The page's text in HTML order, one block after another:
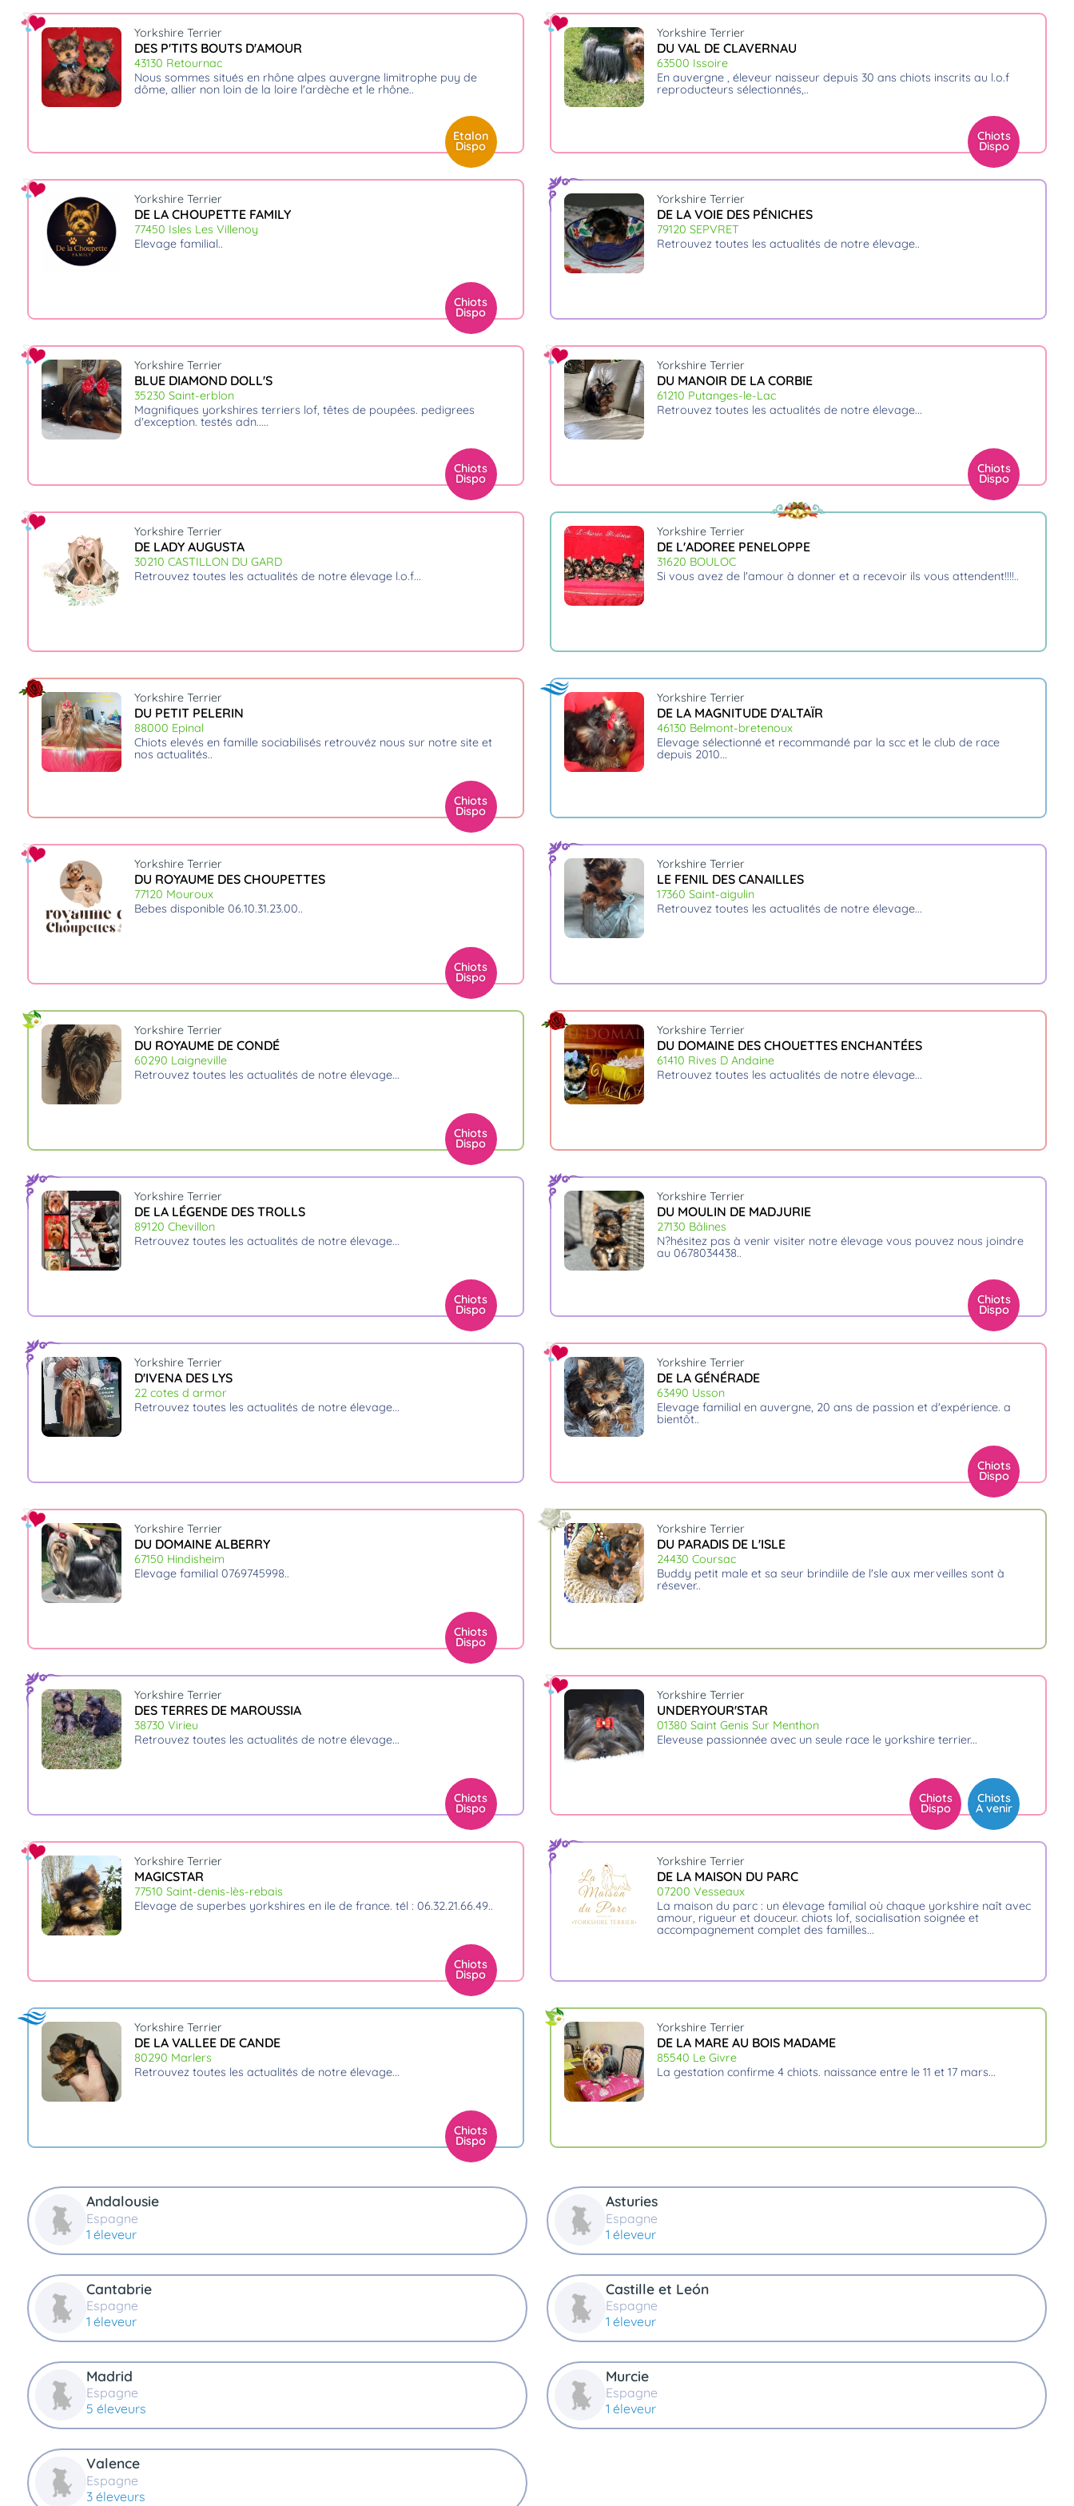
Assurances
Connexion
Yorkshire Terrier
DES P'TITS BOUTS D'AMOUR
43130 Retournac
nous sommes situés en rhône alpes auvergne limitrophe puy de
dôme, allier non loin de la loire l'ardèche et le rhône
Etalon
Dispo
Yorkshire Terrier
DU VAL DE CLAVERNAU
63500 Issoire
en auvergne , éleveur naisseur depuis 30 ans chiots inscrits au l.o.f
reproducteurs sélectionnés,
Chiots
Dispo
Yorkshire Terrier
DE LA CHOUPETTE FAMILY
77450 Isles Les Villenoy
elevage familial
Chiots
Dispo
Yorkshire Terrier
DE LA VOIE DES PÉNICHES
79120 SEPVRET
retrouvez toutes les actualités de notre élevage
Yorkshire Terrier
BLUE DIAMOND DOLL'S
35230 Saint-erblon
magnifiques yorkshires terriers lof, têtes de poupées. pedigrees
d'exception. testés adn...
Chiots
Dispo
Yorkshire Terrier
DU MANOIR DE LA CORBIE
61210 Putanges-le-Lac
retrouvez toutes les actualités de notre élevage.
Chiots
Dispo
Yorkshire Terrier
DE LADY AUGUSTA
30210 CASTILLON DU GARD
retrouvez toutes les actualités de notre élevage l.o.f.
Yorkshire Terrier
DE L'ADOREE PENELOPPE
31620 BOULOC
si vous avez de l'amour à donner et a recevoir ils vous attendent!!!!
Yorkshire Terrier
DU PETIT PELERIN
88000 Epinal
chiots elevés en famille sociabilisés retrouvéz nous sur notre site et
nos actualités
Chiots
Dispo
Yorkshire Terrier
DE LA MAGNITUDE D'ALTAÏR
46130 Belmont-bretenoux
elevage sélectionné et recommandé par la scc et le club de race
depuis 2010.
Yorkshire Terrier
DU ROYAUME DES CHOUPETTES
77120 Mouroux
bebes disponible 06.10.31.23.00
Chiots
Dispo
Yorkshire Terrier
LE FENIL DES CANAILLES
17360 Saint-aigulin
retrouvez toutes les actualités de notre élevage.
Yorkshire Terrier
DU ROYAUME DE CONDÉ
60290 Laigneville
retrouvez toutes les actualités de notre élevage.
Chiots
Dispo
Yorkshire Terrier
DU DOMAINE DES CHOUETTES ENCHANTÉES
61410 Rives D Andaine
retrouvez toutes les actualités de notre élevage.
Yorkshire Terrier
DE LA LÉGENDE DES TROLLS
89120 Chevillon
retrouvez toutes les actualités de notre élevage.
Chiots
Dispo
Yorkshire Terrier
DU MOULIN DE MADJURIE
27130 Bâlines
n?hésitez pas à venir visiter notre élevage vous pouvez nous joindre
au 0678034438
Chiots
Dispo
Yorkshire Terrier
D'IVENA DES LYS
22 cotes d armor
retrouvez toutes les actualités de notre élevage.
Yorkshire Terrier
DE LA GÉNÉRADE
63490 Usson
elevage familial en auvergne, 20 ans de passion et d'expérience. a
bientôt
Chiots
Dispo
Yorkshire Terrier
DU DOMAINE ALBERRY
67150 Hindisheim
elevage familial 0769745998
Chiots
Dispo
Yorkshire Terrier
DU PARADIS DE L'ISLE
24430 Coursac
buddy petit male et sa seur brindiile de l'sle aux merveilles sont à
résever
Yorkshire Terrier
DES TERRES DE MAROUSSIA
38730 Virieu
retrouvez toutes les actualités de notre élevage.
Chiots
Dispo
Yorkshire Terrier
UNDERYOUR'STAR
01380 Saint Genis Sur Menthon
eleveuse passionnée avec un seule race le yorkshire terrier.
Chiots
Dispo
Chiots
A venir
Yorkshire Terrier
MAGICSTAR
77510 Saint-denis-lès-rebais
elevage de superbes yorkshires en ile de france. tél : 06.32.21.66.49
Chiots
Dispo
Yorkshire Terrier
DE LA MAISON DU PARC
07200 Vesseaux
la maison du parc : un élevage familial où chaque yorkshire naît avec
amour, rigueur et douceur. chiots lof, socialisation soignée et
accompagnement complet des familles.
Yorkshire Terrier
DE LA VALLEE DE CANDE
80290 Marlers
retrouvez toutes les actualités de notre élevage.
Chiots
Dispo
Yorkshire Terrier
DE LA MARE AU BOIS MADAME
85540 Le Givre
la gestation confirme 4 chiots. naissance entre le 11 et 17 mars.
Andalousie
Espagne
1 éleveur
Asturies
Espagne
1 éleveur
Cantabrie
Espagne
1 éleveur
Castille et León
Espagne
1 éleveur
Madrid
Espagne
5 éleveurs
Murcie
Espagne
1 éleveur
Valence
Espagne
3 éleveurs